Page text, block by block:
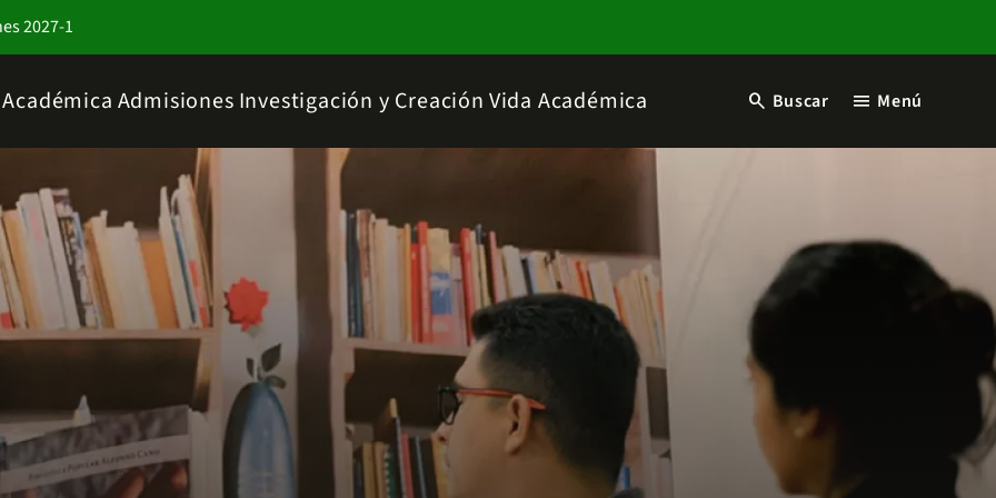
2027-1
Admisiones Investigación y Creación Vida Académica search Buscar menu Menú